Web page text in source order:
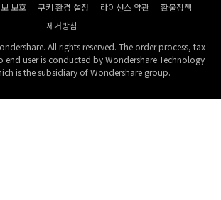
보호 쿠키 환경 설정 라이선스 약관
환불정책
제거방침
All rights reserved. The order process, tax
end user is conducted by Wondershare Technology
is the subsidiary of Wondershare group.